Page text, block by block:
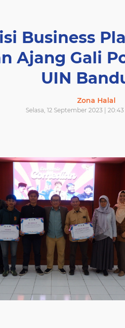
Business
Ajang Gali
UIN
Zona Halal
Selasa, 12 September 2023 | 20:43